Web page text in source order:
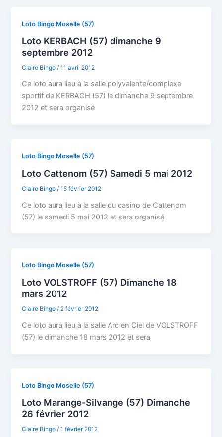
Loto Bingo Moselle (57)
Loto KERBACH (57) dimanche 9
septembre 2012
Claire Bingo/11 avril 2012
Ce loto aura lieu à la salle polyvalente/complexe
sportif de KERBACH (57) le dimanche 9 septembre
2012 et sera organisé
Loto Bingo Moselle (57)
Loto Cattenom (57) Samedi 5 mai 2012
Claire Bingo /15 février 2012
Ce loto aura lieu à la salle du casino de Cattenom
(57) le samedi 5 mai 2012 et sera organisé
Loto Bingo Moselle (57)
Loto VOLSTROFF (57) Dimanche 18
mars 2012
Claire Bingo/ 2 février 2012
Ce loto aura lieu à la salle Arc en Ciel de VOLSTROFF
(57) le dimanche 18 mars 2012 et sera
Loto Bingo Moselle (57)
Loto Marange-Silvange (57) Dimanche
26 février 2012
Claire Bingo/1 février 2012